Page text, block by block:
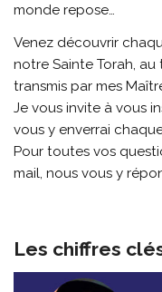
monde repose…
Venez découvrir
notre Sainte Torah,
transmis par mes
Je vous invite à vous
vous y enverrai
Pour toutes vos
mail, nous vous y
Les chiffres